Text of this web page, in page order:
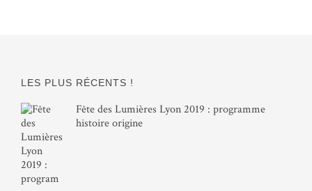
LES PLUS RÉCENTS !
Fête des Lumières Lyon 2019 : programme
histoire origine